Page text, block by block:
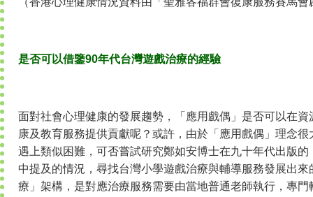
是否可以借鑒90年代台灣遊戲治療的經驗
面對社會心理健康的發展趨勢，「應用戲偶」是否可以在
康及教育服務提供貢獻呢？或許，由於「應用戲偶」理念
遇上類似困難，可否嘗試研究鄭如安博士在九十年代出版
中提及的情況，尋找台灣小學遊戲治療與輔導服務發展出
療」架構，是對應治療服務需要由當地普通老師執行，專